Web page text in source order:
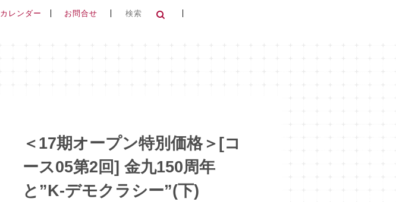
カレンダー お問合せ
＜17期オープン特別価格＞[コ
ース05第2回] 金九150周年
と”K-デモクラシー”(下)